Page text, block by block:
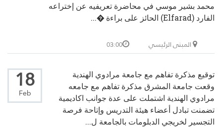
محمد بشير موسي في محاضرة تعريفيه عن إختراعه
الفارد (Elfarad) الحائز على براءة �...
المبنى الرئيسي 03:00
18
Feb
توقيع مذكرة تفاهم مع جامعة مرادوي الهندية
وقعت جامعة المشرق مذكرة تفاهم مع جامعه
مرادوي الهندية اشتملت على عدة جوانب اكاديمية
تضمنت تبادل أعضاء هيئة التدريس وإتاحة فرصة
التجسير لخريجي الدبلومات بالجامعة ل...